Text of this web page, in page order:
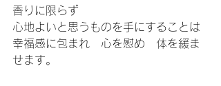
香りに限らず
心地よいと思うものを手にすることは
幸福感に包まれ　心を慰め　体を緩ま
せます。